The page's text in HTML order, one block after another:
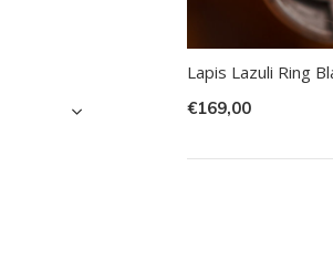
zoekresultaat
te
gaan.
u
Lapis Lazuli Ring
€169,00